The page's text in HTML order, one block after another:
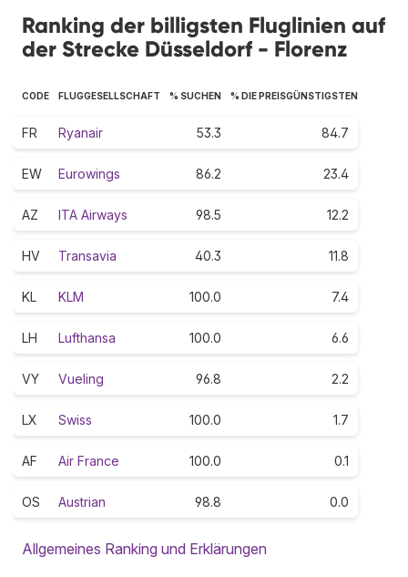
Ranking der billigsten Fluglinien auf
der Strecke Düsseldorf - Florenz
CODE FLUGGESELLSCHAFT % SUCHEN % DIE PREISGÜNSTIGSTEN
FR Ryanair 53.3 84.7
EW Eurowings 86.2 23.4
AZ ITA Airways 98.5 12.2
HV Transavia 40.3 11.8
KL KLM 100.0 7.4
LH Lufthansa 100.0 6.6
VY Vueling 96.8 2.2
LX Swiss 100.0 1.7
AF Air France 100.0 0.1
OS Austrian 98.8 0.0
Allgemeines Ranking und Erklärungen